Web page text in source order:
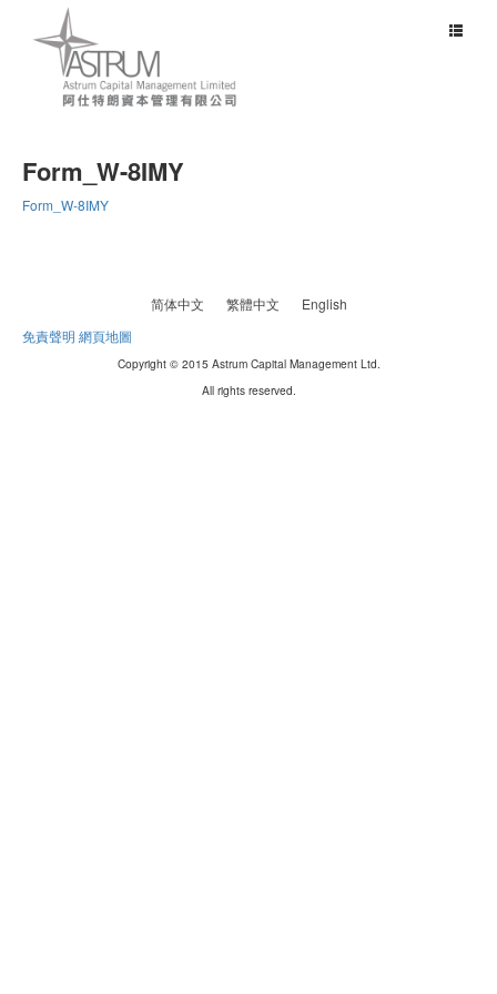
Toggle
Form_W-8IMY
Form_W-8IMY
简体中文 繁體中文
English
免責聲明 網頁地圖
Copyright © 2015 Astrum Capital Management Ltd.
All rights reserved.